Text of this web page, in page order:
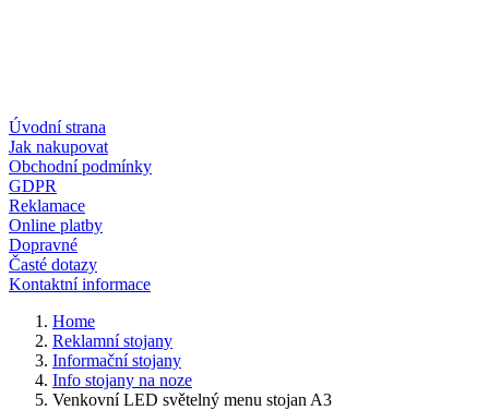
Úvodní strana
Jak nakupovat
Obchodní podmínky
GDPR
Reklamace
Online platby
Dopravné
Časté dotazy
Kontaktní informace
Home
Reklamní stojany
Informační stojany
Info stojany na noze
Venkovní LED světelný menu stojan A3